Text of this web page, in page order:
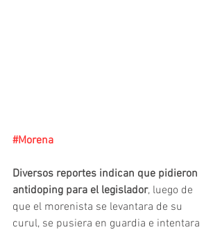
#Morena
Diversos reportes indican que pidieron
antidoping para el legislador, luego de
que el morenista se levantara de su
curul, se pusiera en guardia e intentara